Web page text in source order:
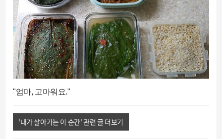
"엄마, 고마워요."
'내가 살아가는 이 순간' 관련 글 더보기